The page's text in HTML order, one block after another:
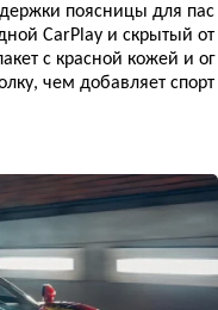
поясницы для пас
CarPlay и скрытый от
с красной кожей и ог
чем добавляет спорт